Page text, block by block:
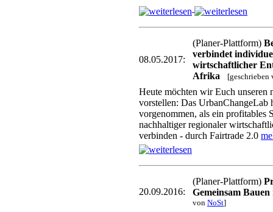
08.05.2017:
(Planer-Plattform)
verbindet
wirtschaftlicher
Afrika
Heute möchten wir Euch unseren
vorstellen: Das UrbanChangeLab
vorgenommen, als ein profitables
nachhaltiger regionaler
verbinden - durch Fairtrade 2.0
20.09.2016:
(Planer-Plattform)
Gemeinsam
von NoSt]